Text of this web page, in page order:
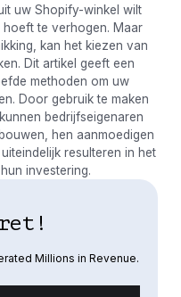
uw Shopify-winkel wilt
te verhogen. Maar
kan het kiezen van
Dit artikel geeft een
methoden om uw
Door gebruik te maken
bedrijfseigenaren
hen aanmoedigen
resulteren in het
investering.
Millions in Revenue.